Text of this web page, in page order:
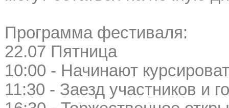
Программа фестиваля:
22.07 Пятница
10:00 - Начинают
11:30 - Заезд участников и